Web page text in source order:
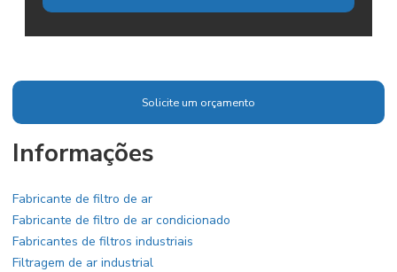
Solicite um orçamento
Informações
Fabricante de filtro de ar
Fabricante de filtro de ar condicionado
Fabricantes de filtros industriais
Filtragem de ar industrial